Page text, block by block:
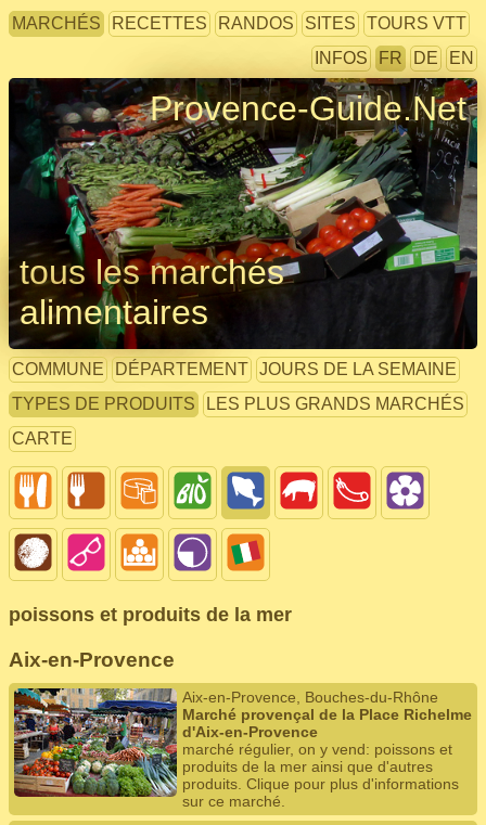
MARCHÉS RECETTES RANDOS SITES
TOURS VTT
INFOS
FR DE EN
Provence-Guide.Net
tous les marchés
alimentaires
COMMUNE DÉPARTEMENT JOURS DE LA SEMAINE
TYPES DE PRODUITS
LES PLUS GRANDS MARCHÉS
CARTE
poissons et produits de la mer
Aix-en-Provence
Aix-en-Provence, Bouches-du-Rhône
Marché provençal de la Place Richelme
d'Aix-en-Provence
marché régulier, on y vend: poissons et
produits de la mer ainsi que d'autres
produits. Clique pour plus d'informations
sur ce marché.